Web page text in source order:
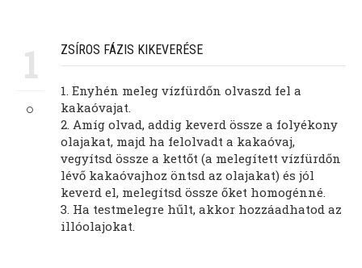
1 ZSÍROS FÁZIS KIKEVERÉSE
1. Enyhén meleg vízfürdőn olvaszd fel a
kakaóvajat.
2. Amíg olvad, addig keverd össze a folyékony
olajakat, majd ha felolvadt a kakaóvaj,
vegyítsd össze a kettőt (a melegített vízfürdőn
lévő kakaóvajhoz öntsd az olajakat) és jól
keverd el, melegítsd össze őket homogénné.
3. Ha testmelegre hűlt, akkor hozzáadhatod az
illóolajokat.